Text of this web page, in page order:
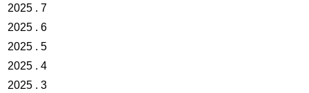
2025 . 7
2025 . 6
2025 . 5
2025 . 4
2025 . 3